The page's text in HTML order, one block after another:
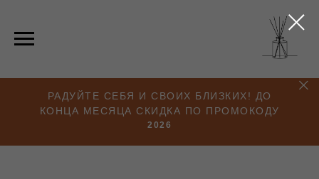
РАДУЙТЕ СЕБЯ И СВОИХ БЛИЗКИХ! ДО
КОНЦА МЕСЯЦА СКИДКА ПО ПРОМОКОДУ
2026